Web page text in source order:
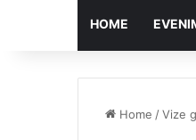
HOME
Home /Vize